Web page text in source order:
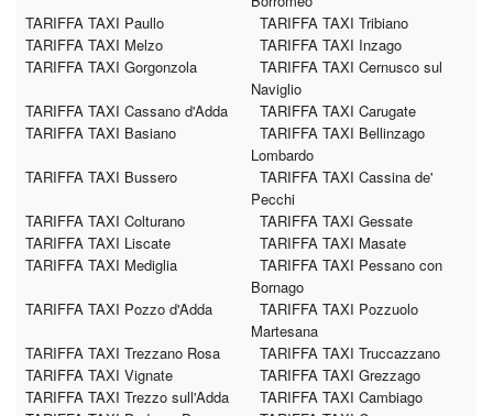
TARIFFA TAXI Paullo
TARIFFA TAXI Tribiano
TARIFFA TAXI Melzo
TARIFFA TAXI Inzago
TARIFFA TAXI Gorgonzola
TARIFFA TAXI Cernusco sul
Naviglio
TARIFFA TAXI Cassano d'Adda
TARIFFA TAXI Carugate
TARIFFA TAXI Basiano
TARIFFA TAXI Bellinzago
Lombardo
TARIFFA TAXI Bussero
TARIFFA TAXI Cassina de'
Pecchi
TARIFFA TAXI Colturano
TARIFFA TAXI Gessate
TARIFFA TAXI Liscate
TARIFFA TAXI Masate
TARIFFA TAXI Mediglia
TARIFFA TAXI Pessano con
Bornago
TARIFFA TAXI Pozzo d'Adda
TARIFFA TAXI Pozzuolo
Martesana
TARIFFA TAXI Trezzano Rosa
TARIFFA TAXI Truccazzano
TARIFFA TAXI Vignate
TARIFFA TAXI Grezzago
TARIFFA TAXI Trezzo sull'Adda
TARIFFA TAXI Cambiago